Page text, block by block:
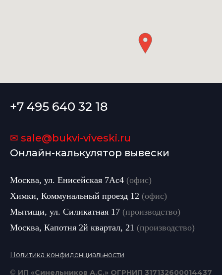
+7 495 640 32 18
✉ sale@bukvi-viveski.ru
Онлайн-калькулятор вывески
Москва, ул. Енисейская 7Ас4 (офис)
Химки, Коммунальный проезд 12 (офис)
Мытищи, ул. Силикатная 17 (производство)
Москва, Капотня 2й квартал, 21 (производство)
Политика конфиденциальности
© ИП «Синельников А.С.» ОГРНИП 317132600014437